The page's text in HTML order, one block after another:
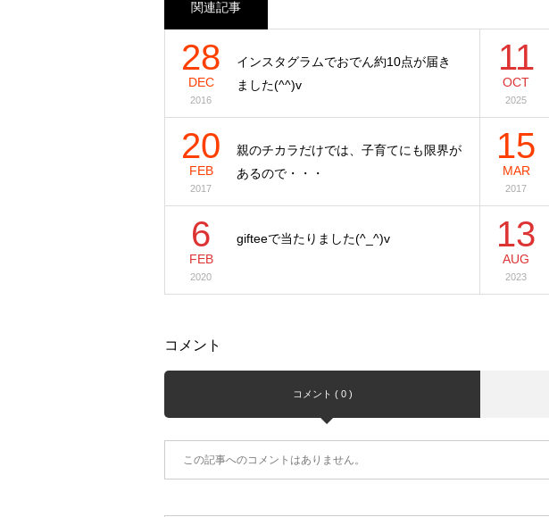
関連記事
28
DEC
2016
インスタグラムでおでん約10点が届き
ました(^^)v
11
OCT
2025
20
FEB
2017
親のチカラだけでは、子育てにも限界が
あるので・・・
15
MAR
2017
6
FEB
2020
gifteeで当たりました(^_^)v 13
AUG
2023
コメント
コメント ( 0 )
この記事へのコメントはありません。